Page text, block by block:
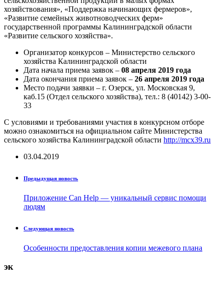
хозяйствования», «Поддержка начинающих фермеров»,
«Развитие семейных животноводческих ферм»
государственной программы Калининградской области
«Развитие сельского хозяйства».
Организатор конкурсов – Министерство сельского
хозяйства Калининградской области
Дата начала приема заявок – 08 апреля 2019 года
Дата окончания приема заявок – 26 апреля 2019 года
Место подачи заявки – г. Озерск, ул. Московская 9,
каб.15 (Отдел сельского хозяйства), тел.: 8 (40142) 3-00-
33
С условиями и требованиями участия в конкурсном отборе
можно ознакомиться на официальном сайте Министерства
сельского хозяйства Калининградской области http://mcx39.ru
03.04.2019
Предыдущая новость
Приложение Can Help — уникальный сервис помощи
людям
Следующая новость
Особенности предоставления копии межевого плана
эк